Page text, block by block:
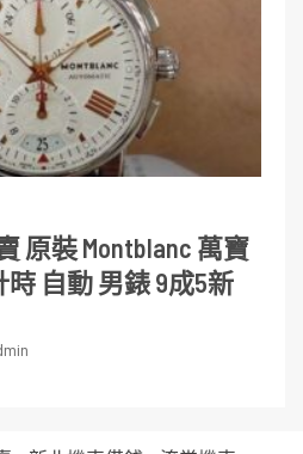
原裝 Montblanc 萬寶
時 自動 男錶 9成5新